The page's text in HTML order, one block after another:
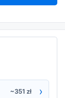
~351 zł ›